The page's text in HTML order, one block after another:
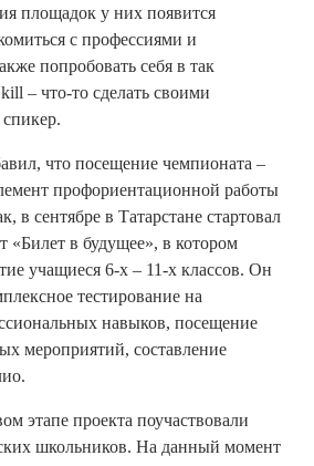
площадок у них появится
с профессиями и
попробовать себя в так
– что-то сделать своими
что посещение чемпионата –
профориентационной работы
в сентябре в Татарстане стартовал
«Билет в будущее», в котором
учащиеся 6-х – 11-х классов. Он
тестирование на
навыков, посещение
мероприятий, составление
этапе проекта поучаствовали
школьников. На данный момент